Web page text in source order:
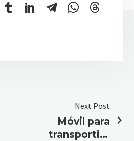
Next Post
Móvil para
transportistas: